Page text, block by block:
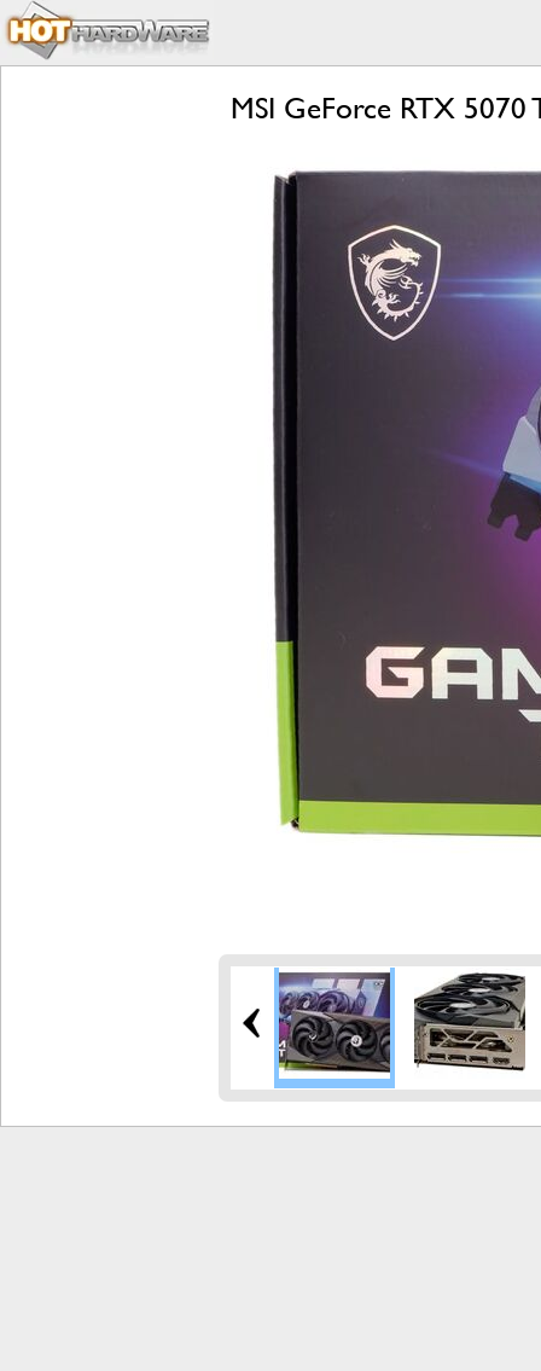
MSI GeForce RTX 5070